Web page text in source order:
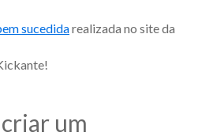
sucedidarealizada no site da
um